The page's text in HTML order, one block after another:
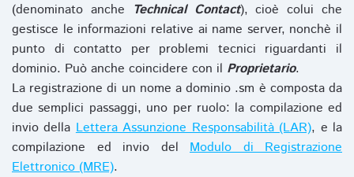
(denominato anche Technical Contact), cioè colui che
gestisce le informazioni relative ai name server, nonchè il
punto di contatto per problemi tecnici riguardanti il
dominio. Può anche coincidere con il Proprietario.
La registrazione di un nome a dominio .sm è composta da
due semplici passaggi, uno per ruolo: la compilazione ed
invio dellaLettera Assunzione Responsabilità (LAR), e la
compilazione ed invio del Modulo di Registrazione
Elettronico (MRE).